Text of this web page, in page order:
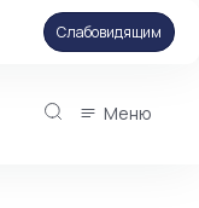
Слабовидящим
Меню